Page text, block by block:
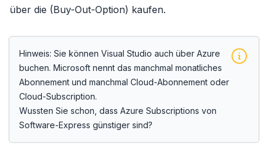
über die (Buy-Out-Option) kaufen.
Hinweis: Sie können Visual Studio auch über Azure
buchen. Microsoft nennt das manchmal monatliches
Abonnement und manchmal Cloud-Abonnement oder
Cloud-Subscription.
Wussten Sie schon, dass Azure Subscriptions von
Software-Express günstiger sind?